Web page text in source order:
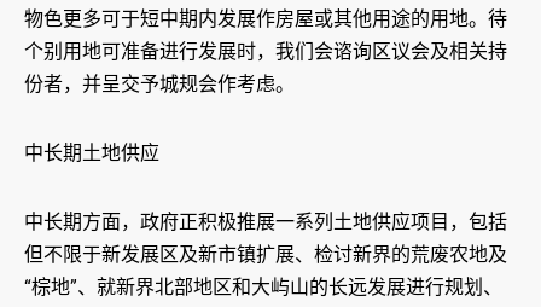
物色更多可于短中期内发展作房屋或其他用途的用地。待
个别用地可准备进行发展时，我们会谘询区议会及相关持
份者，并呈交予城规会作考虑。
中长期土地供应
中长期方面，政府正积极推展一系列土地供应项目，包括
但不限于新发展区及新市镇扩展、检讨新界的荒废农地及
“棕地”、就新界北部地区和大屿山的长远发展进行规划、